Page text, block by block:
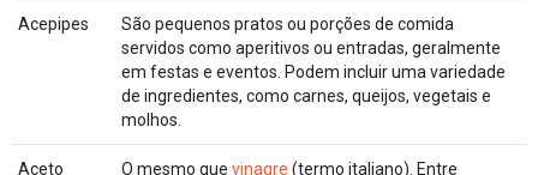
Acepipes
São pequenos pratos ou porções de comida
servidos como aperitivos ou entradas, geralmente
em festas e eventos. Podem incluir uma variedade
de ingredientes, como carnes, queijos, vegetais e
molhos.
Aceto O mesmo que vinagre (termo italiano). Entre